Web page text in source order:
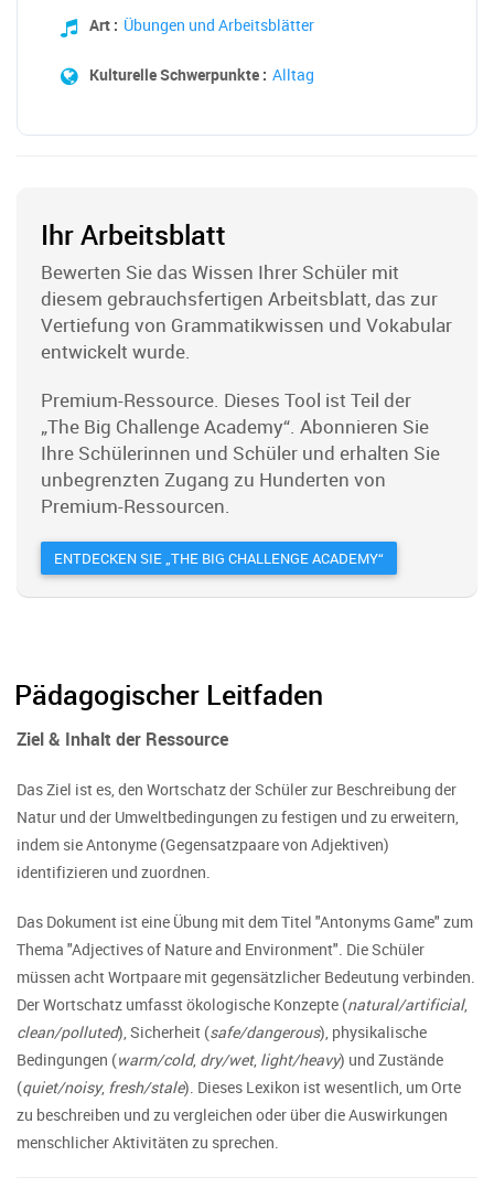
Art : Übungen und Arbeitsblätter
Kulturelle Schwerpunkte : Alltag
Ihr Arbeitsblatt
Bewerten Sie das Wissen Ihrer Schüler mit
diesem gebrauchsfertigen Arbeitsblatt, das zur
Vertiefung von Grammatikwissen und Vokabular
entwickelt wurde.
Premium-Ressource. Dieses Tool ist Teil der
„The Big Challenge Academy“. Abonnieren Sie
Ihre Schülerinnen und Schüler und erhalten Sie
unbegrenzten Zugang zu Hunderten von
Premium-Ressourcen.
ENTDECKEN SIE „THE BIG CHALLENGE ACADEMY“
Pädagogischer Leitfaden
Ziel & Inhalt der Ressource
Das Ziel ist es, den Wortschatz der Schüler zur Beschreibung der
Natur und der Umweltbedingungen zu festigen und zu erweitern,
indem sie Antonyme (Gegensatzpaare von Adjektiven)
identifizieren und zuordnen.
Das Dokument ist eine Übung mit dem Titel "Antonyms Game" zum
Thema "Adjectives of Nature and Environment". Die Schüler
müssen acht Wortpaare mit gegensätzlicher Bedeutung verbinden.
Der Wortschatz umfasst ökologische Konzepte (natural/artificial,
clean/polluted), Sicherheit (safe/dangerous), physikalische
Bedingungen (warm/cold, dry/wet, light/heavy) und Zustände
(quiet/noisy, fresh/stale). Dieses Lexikon ist wesentlich, um Orte
zu beschreiben und zu vergleichen oder über die Auswirkungen
menschlicher Aktivitäten zu sprechen.